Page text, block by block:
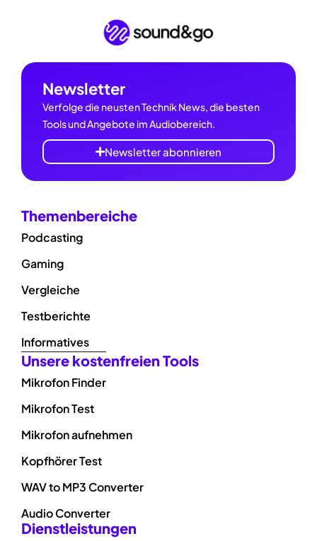
Newsletter
Verfolge die neusten Technik News, die besten
Tools und Angebote im Audiobereich.
Newsletter abonnieren
Themenbereiche
Podcasting
Gaming
Vergleiche
Testberichte
Informatives
Unsere kostenfreien Tools
Mikrofon Finder
Mikrofon Test
Mikrofon aufnehmen
Kopfhörer Test
WAV to MP3 Converter
Audio Converter
Dienstleistungen